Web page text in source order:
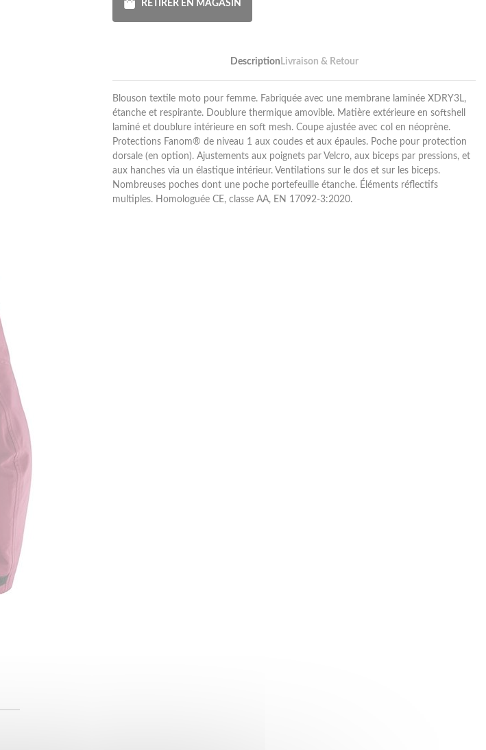
RETIRER EN MAGASIN
Description Livraison & Retour
Blouson textile moto pour femme. Fabriquée avec une membrane laminée XDRY3L,
étanche et respirante. Doublure thermique amovible. Matière extérieure en softshell
laminé et doublure intérieure en soft mesh. Coupe ajustée avec col en néoprène.
Protections Fanom® de niveau 1 aux coudes et aux épaules. Poche pour protection
dorsale (en option). Ajustements aux poignets par Velcro, aux biceps par pressions, et
aux hanches via un élastique intérieur. Ventilations sur le dos et sur les biceps.
Nombreuses poches dont une poche portefeuille étanche. Éléments réflectifs
multiples. Homologuée CE, classe AA, EN 17092-3:2020.